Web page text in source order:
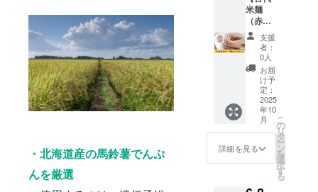
・北海道産の馬鈴薯でんぷ
んを厳選
（特別
栽培
米、千
葉県柏
産）、
北海道
産 馬鈴
薯でん
容量：1
袋あた
り120g
・賞味
期限：
製造後6
か月 ・
保存方
法：直
射日
光・高
温多湿
を避け
米麺
（赤
米）：
中麺3ミ
リ14食
セッ
ト】 古
代米麺
（赤
米）：
中麺3ミ
リ14食
セット
をお届
支援
者：
0人
お届
け予
定：
2025
年10
月
詳細を見る
こ
の
リ
タ
ー
ン
を
選
択
す
る